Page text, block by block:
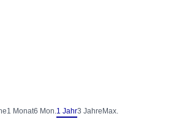
1 Monat6 Mon.1 Jahr3 Jahre Max.